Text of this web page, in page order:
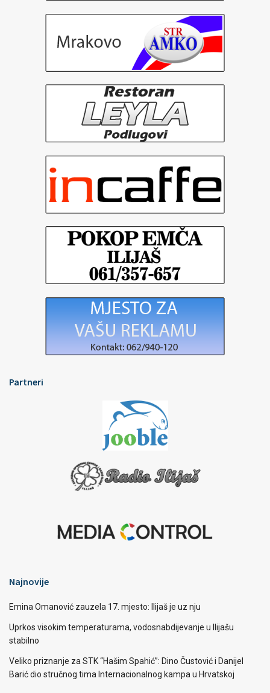
Partneri
Najnovije
Emina Omanović zauzela 17. mjesto: Ilijaš je uz nju
Uprkos visokim temperaturama, vodosnabdijevanje u Ilijašu
stabilno
Veliko priznanje za STK “Hašim Spahić”: Dino Čustović i Danijel
Barić dio stručnog tima Internacionalnog kampa u Hrvatskoj